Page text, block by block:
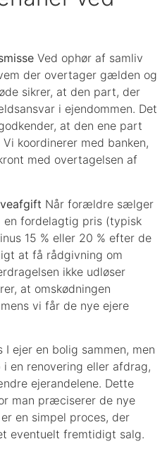
Ved ophør af samliv
der overtager gælden og
sikrer, at den part, der
i ejendommen. Det
at den ene part
koordinerer med banken,
med overtagelsen af
Når forældre sælger
fordelagtig pris (typisk
15 % eller 20 % efter de
at få rådgivning om
ikke udløser
at omskødningen
vi får de nye ejere
I ejer en bolig sammen, men
en renovering eller afdrag,
ejerandelene. Dette
man præciserer de nye
en simpel proces, der
eventuelt fremtidigt salg.